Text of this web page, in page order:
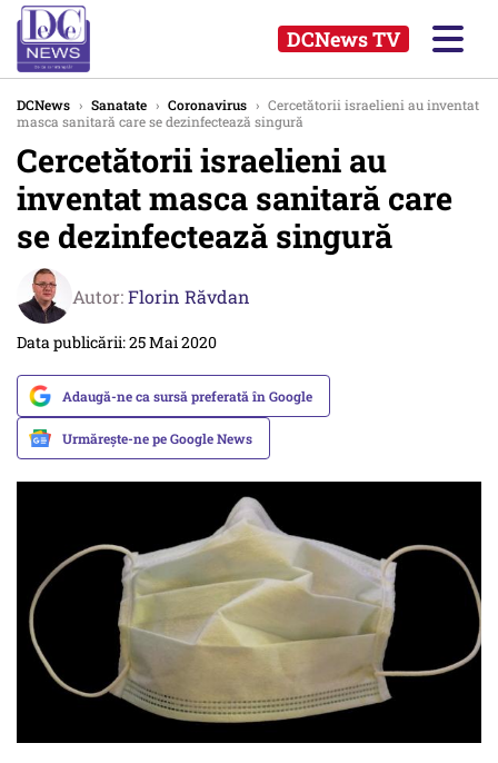
DCNews TV
DCNews › Sanatate › Coronavirus › Cercetătorii israelieni au inventat
masca sanitară care se dezinfectează singură
Cercetătorii israelieni au
inventat masca sanitară care
se dezinfectează singură
Autor:Florin Răvdan
Data publicării: 25 Mai 2020
Adaugă-ne ca sursă preferată în Google
Urmărește-ne pe Google News